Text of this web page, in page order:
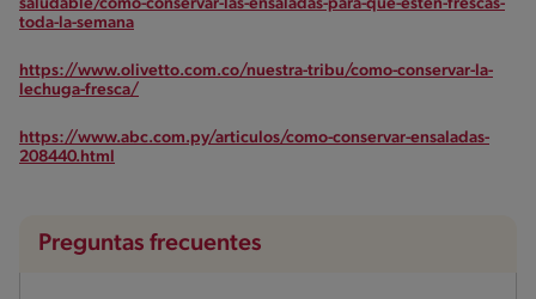
saludable/como-conservar-las-ensaladas-para-que-esten-frescas-
toda-la-semana
https://www.olivetto.com.co/nuestra-tribu/como-conservar-la-
lechuga-fresca/
https://www.abc.com.py/articulos/como-conservar-ensaladas-
208440.html
Preguntas frecuentes